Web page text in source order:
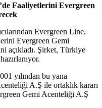
Faaliyetlerini Evergreen
Evergreen Line,
Evergreen Gemi
açıkladı. Şirket, Türkiye
yılından bu yana
A.Ş ile ortaklık kararı
Gemi Acenteliği A.Ş